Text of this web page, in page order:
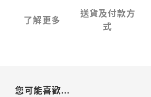
了解更多
送貨及付款方
式
您可能喜歡...